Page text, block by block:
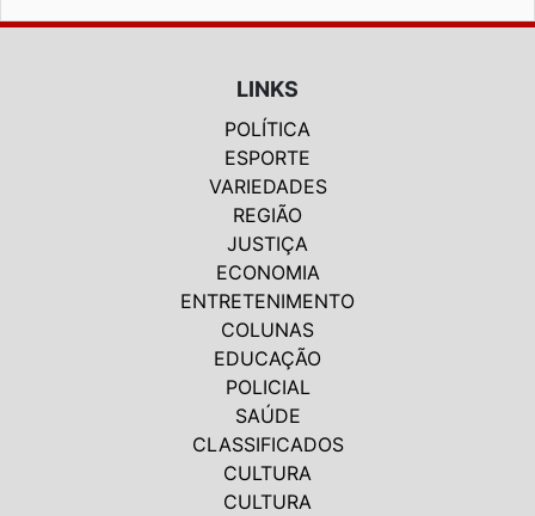
LINKS
POLÍTICA
ESPORTE
VARIEDADES
REGIÃO
JUSTIÇA
ECONOMIA
ENTRETENIMENTO
COLUNAS
EDUCAÇÃO
POLICIAL
SAÚDE
CLASSIFICADOS
CULTURA
CULTURA